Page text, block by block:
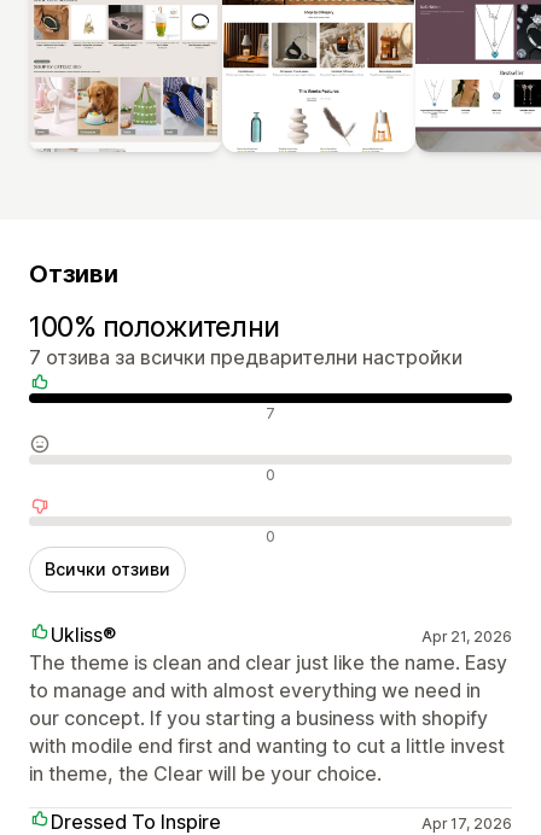
Отзиви
100% положителни
7 отзива за всички предварителни настройки
Положителни отзиви 7
Неутрални отзиви 0
Отрицателни отзиви 0
Всички отзиви
Ukliss® Apr 21, 2026
The theme is clean and clear just like the name. Easy
to manage and with almost everything we need in
our concept. If you starting a business with shopify
with modile end first and wanting to cut a little invest
in theme, the Clear will be your choice.
Dressed To Inspire
Apr 17, 2026